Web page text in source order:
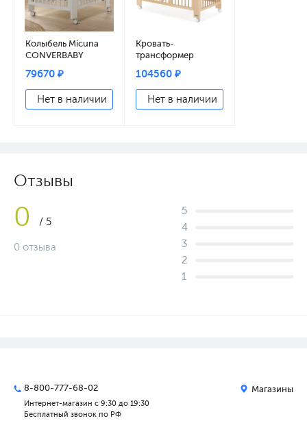
Колыбель Micuna
CONVERBABY
90*50 см МО-2013
white
79670 ₽
Нет в наличии
Кровать-
трансформер
140*70 natural wax
104560 ₽
Нет в наличии
Отзывы
0 / 5
0 отзыва
5
4
3
2
1
8-800-777-68-02
Интернет-магазин с 9:30 до 19:30
Бесплатный звонок по РФ
Магазины